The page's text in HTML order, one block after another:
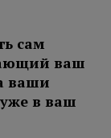
сам
ваш
ваши
в ваш